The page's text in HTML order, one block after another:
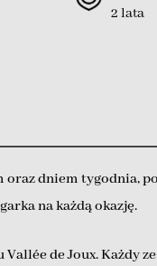
2 lata
dniem tygodnia,
na każdą okazję.
de Joux. Każdy